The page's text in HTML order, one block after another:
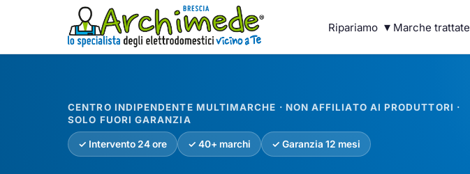
Ripariamo ▾ Marche trattate
CENTRO INDIPENDENTE MULTIMARCHE · NON AFFILIATO AI PRODUTTORI ·
SOLO FUORI GARANZIA
✓ Intervento 24 ore ✓ 40+ marchi ✓ Garanzia 12 mesi